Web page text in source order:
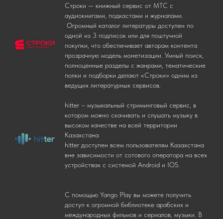
Строки — книжный сервис от МТС с
аудиокнигами, подкастами и журналами.
Огромный каталог литературы доступен по
одной из 3 подписок или для поштучной
покупки, что обеспечивает авторам контента
прозрачную модель монетизации. Умный поиск,
полноценные разделы с жанрами, тематические
полки и подборки делают «Строки» одним из
ведущих литературных сервисов.
hitter – музыкальный стриминговый сервис, в
котором можно скачивать и слушать музыку в
высоком качестве на всей территории
Казахстана.
hitter доступен всем пользователям Казахстана
вне зависимости от сотового оператора на всех
устройствах с системой Android и IOS.
С помощью Yango Play вы можете получить
доступ к огромной библиотеке арабских и
международных фильмов и сериалов, музыки. В